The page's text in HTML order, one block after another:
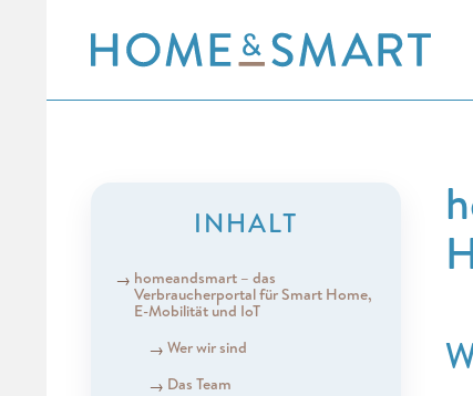
content
INHALT
homeandsmart – das
Verbraucherportal für Smart Home,
E-Mobilität und IoT
Wer wir sind
Das Team